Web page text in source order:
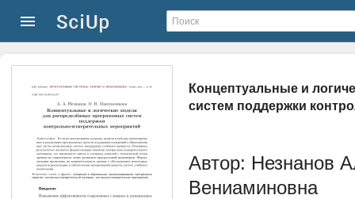
Концептуальные и
систем поддержки
Автор: Незнанов
Вениаминовна